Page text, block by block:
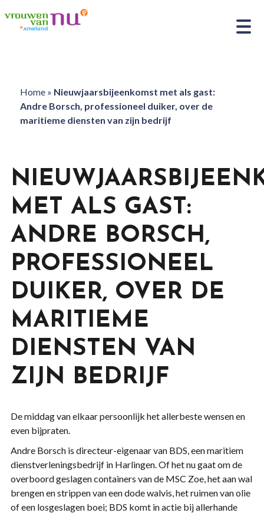
Home» Nieuwjaarsbijeenkomst met als gast:
Andre Borsch, professioneel duiker, over de
maritieme diensten van zijn bedrijf
MET ALS GAST:
ANDRE BORSCH,
PROFESSIONEEL
DUIKER, OVER DE
MARITIEME
DIENSTEN VAN
ZIJN BEDRIJF
De middag van elkaar persoonlijk het allerbeste wensen en
even bijpraten.
Andre Borsch is directeur-eigenaar van BDS, een maritiem
dienstverleningsbedrijf in Harlingen. Of het nu gaat om de
overboord geslagen containers van de MSC Zoe, het aan wal
brengen en strippen van een dode walvis, het ruimen van olie
of een losgeslagen boei; BDS komt in actie bij allerhande